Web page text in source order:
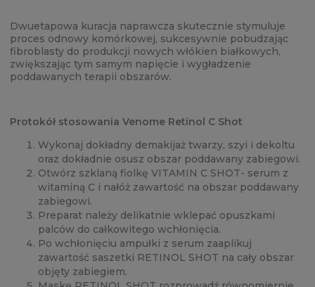
Dwuetapowa kuracja naprawcza skutecznie stymuluje
proces odnowy komórkowej, sukcesywnie pobudzając
fibroblasty do produkcji nowych włókien białkowych,
zwiększając tym samym napięcie i wygładzenie
poddawanych terapii obszarów.
Protokół stosowania Venome Retinol C Shot
Wykonaj dokładny demakijaż twarzy, szyi i dekoltu
oraz dokładnie osusz obszar poddawany zabiegowi.
Otwórz szklaną fiolkę VITAMIN C SHOT- serum z
witaminą C i nałóż zawartość na obszar poddawany
zabiegowi.
Preparat należy delikatnie wklepać opuszkami
palców do całkowitego wchłonięcia.
Po wchłonięciu ampułki z serum zaaplikuj
zawartość saszetki RETINOL SHOT na cały obszar
objęty zabiegiem.